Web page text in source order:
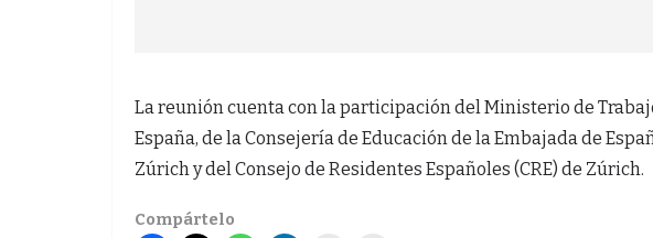
La reunión cuenta con la participación del Ministerio de
España, de la Consejería de Educación de la Embajada de
Zúrich y del Consejo de Residentes Españoles (CRE) de Zúrich.
Compártelo